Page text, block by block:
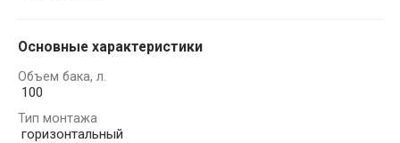
Основные характеристики
Объем бака, л.
100
Тип монтажа
горизонтальный